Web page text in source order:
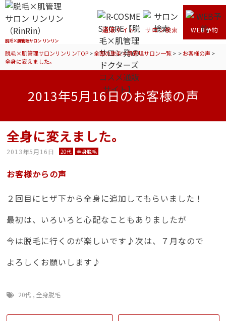
脱毛×肌管理サロン リンリン
通販サイト サロン検索 WEB予約
脱毛×肌管理サロンリンリンTOP>全国の脱毛×肌管理サロン一覧> >お客様の声 >
全身に変えました。
2013年5月16日のお客様の声
全身に変えました。
2013年5月16日 20代 全身脱毛
お客様からの声
２回目にヒザ下から全身に追加してもらいました！
最初は、いろいろと心配なこともありましたが
今は脱毛に行くのが楽しいです♪次は、７月なので
よろしくお願いします♪
20代 ,全身脱毛